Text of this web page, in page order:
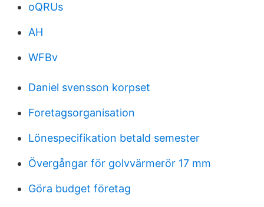
oQRUs
AH
WFBv
Daniel svensson korpset
Foretagsorganisation
Lönespecifikation betald semester
Övergångar för golvvärmerör 17 mm
Göra budget företag